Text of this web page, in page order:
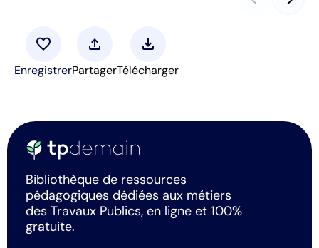
favorite
Enregistrer
upload
Partager
download
Télécharger
Bibliothèque de ressources
pédagogiques dédiées aux métiers
des Travaux Publics, en ligne et 100%
gratuite.